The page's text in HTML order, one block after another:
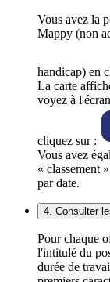
Vous avez la
Mappy (non
handicap) en
La carte
voyez à
cliquez sur :
Vous avez
« classement
par date.
4. Consulter
Pour chaque
l'intitulé du
durée de